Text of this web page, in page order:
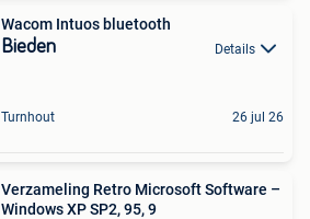
Wacom Intuos bluetooth
Bieden Details
Turnhout 26 jul 26
Verzameling Retro Microsoft Software –
Windows XP SP2, 95, 9